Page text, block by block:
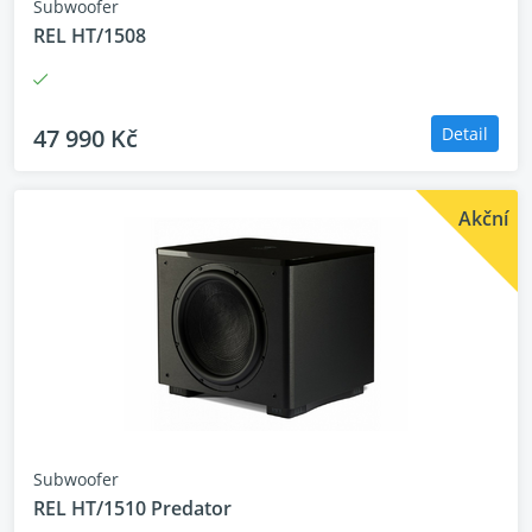
Subwoofer
REL HT/1508
47 990 Kč Detail
Akční
Subwoofer
REL HT/1510 Predator